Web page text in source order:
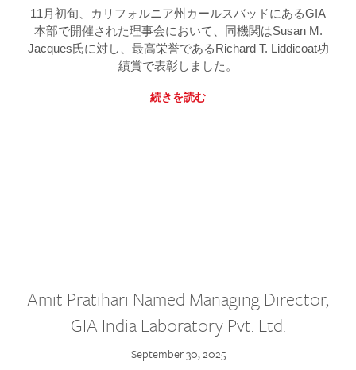
11月初旬、カリフォルニア州カールスバッドにあるGIA
本部で開催された理事会において、同機関はSusan M.
Jacques氏に対し、最高栄誉であるRichard T. Liddicoat功
績賞で表彰しました。
続きを読む
Amit Pratihari Named Managing Director,
GIA India Laboratory Pvt. Ltd.
September 30, 2025